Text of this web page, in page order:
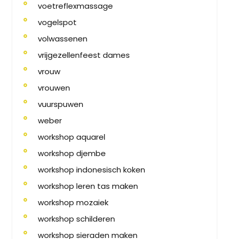
voetreflexmassage
vogelspot
volwassenen
vrijgezellenfeest dames
vrouw
vrouwen
vuurspuwen
weber
workshop aquarel
workshop djembe
workshop indonesisch koken
workshop leren tas maken
workshop mozaiek
workshop schilderen
workshop sieraden maken